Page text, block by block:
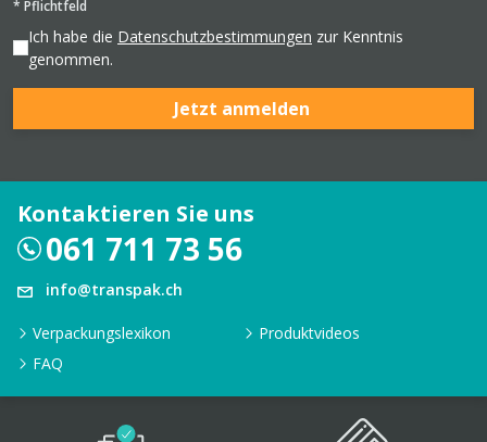
* Pflichtfeld
Ich habe die Datenschutzbestimmungen zur Kenntnis
genommen.
Jetzt anmelden
Kontaktieren Sie uns
061 711 73 56
info@transpak.ch
Verpackungslexikon
Produktvideos
FAQ